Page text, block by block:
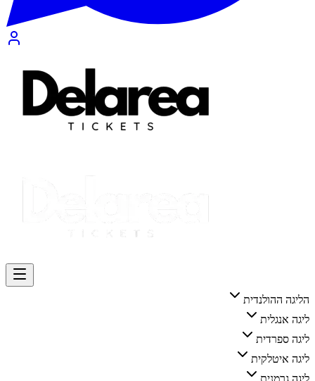
הליגה ההולנדית
ליגה אנגלית
ליגה ספרדית
ליגה איטלקית
ליגה גרמנית